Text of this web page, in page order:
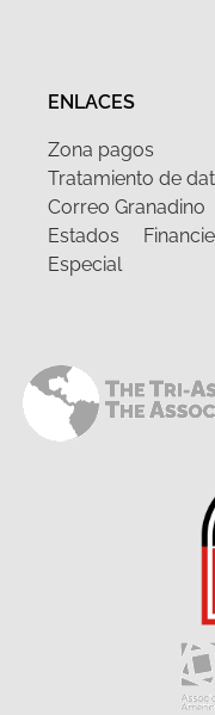
ENLACES
Zona pagos
Tratamiento de
Correo Granadino
Estados
Especial